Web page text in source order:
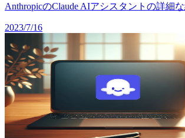
AnthropicのClaude AIアシスタントの詳細
2023/7/16